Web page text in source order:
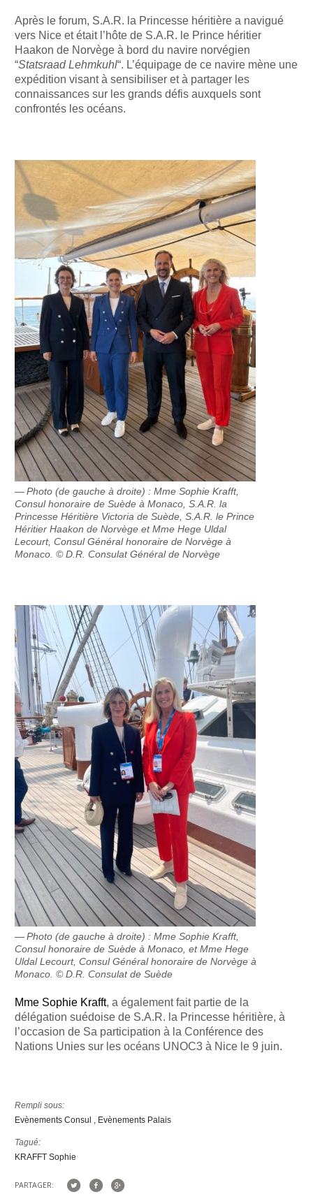
Après le forum, S.A.R. la Princesse héritière a navigué
vers Nice et était l’hôte de S.A.R. le Prince héritier
Haakon de Norvège à bord du navire norvégien
“Statsraad Lehmkuhl“. L’équipage de ce navire mène une
expédition visant à sensibiliser et à partager les
connaissances sur les grands défis auxquels sont
confrontés les océans.
Photo (de gauche à droite) : Mme Sophie Krafft,
Consul honoraire de Suède à Monaco, S.A.R. la
Princesse Héritière Victoria de Suède, S.A.R. le Prince
Héritier Haakon de Norvège et Mme Hege Uldal
Lecourt, Consul Général honoraire de Norvège à
Monaco. © D.R. Consulat Général de Norvège
Photo (de gauche à droite) : Mme Sophie Krafft,
Consul honoraire de Suède à Monaco, et Mme Hege
Uldal Lecourt, Consul Général honoraire de Norvège à
Monaco. © D.R. Consulat de Suède
Mme Sophie Krafft, a également fait partie de la
délégation suédoise de S.A.R. la Princesse héritière, à
l’occasion de Sa participation à la Conférence des
Nations Unies sur les océans UNOC3 à Nice le 9 juin.
Rempli sous:
Evènements Consul
Evènements Palais
Tagué:
KRAFFT Sophie
PARTAGER: